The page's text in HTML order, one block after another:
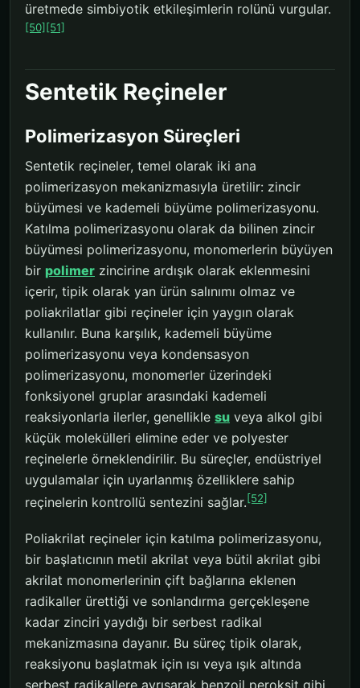
üretmede simbiyotik etkileşimlerin rolünü vurgular.
[50] [51]
Sentetik Reçineler
Polimerizasyon Süreçleri
Sentetik reçineler, temel olarak iki ana
polimerizasyon mekanizmasıyla üretilir: zincir
büyümesi ve kademeli büyüme polimerizasyonu.
Katılma polimerizasyonu olarak da bilinen zincir
büyümesi polimerizasyonu, monomerlerin büyüyen
bir polimer zincirine ardışık olarak eklenmesini
içerir, tipik olarak yan ürün salınımı olmaz ve
poliakrilatlar gibi reçineler için yaygın olarak
kullanılır. Buna karşılık, kademeli büyüme
polimerizasyonu veya kondensasyon
polimerizasyonu, monomerler üzerindeki
fonksiyonel gruplar arasındaki kademeli
reaksiyonlarla ilerler, genellikle su veya alkol gibi
küçük molekülleri elimine eder ve polyester
reçinelerle örneklendirilir. Bu süreçler, endüstriyel
uygulamalar için uyarlanmış özelliklere sahip
reçinelerin kontrollü sentezini sağlar.[52]
Poliakrilat reçineler için katılma polimerizasyonu,
bir başlatıcının metil akrilat veya bütil akrilat gibi
akrilat monomerlerinin çift bağlarına eklenen
radikaller ürettiği ve sonlandırma gerçekleşene
kadar zinciri yaydığı bir serbest radikal
mekanizmasına dayanır. Bu süreç tipik olarak,
reaksiyonu başlatmak için ısı veya ışık altında
serbest radikallere ayrışarak benzoil peroksit gibi